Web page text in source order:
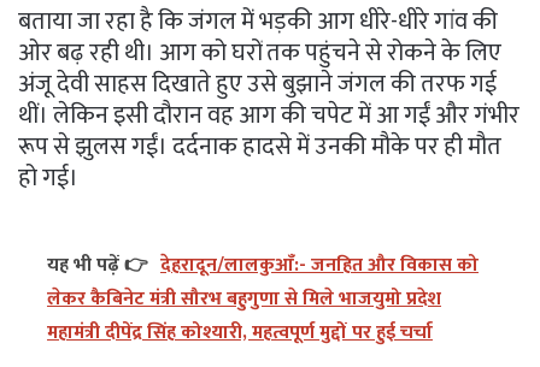
बताया जा रहा है कि जंगल में भड़की आग धीरे-धीरे गांव की
ओर बढ़ रही थी। आग को घरों तक पहुंचने से रोकने के लिए
अंजू देवी साहस दिखाते हुए उसे बुझाने जंगल की तरफ गई
थीं। लेकिन इसी दौरान वह आग की चपेट में आ गईं और गंभीर
रूप से झुलस गईं। दर्दनाक हादसे में उनकी मौके पर ही मौत
हो गई।
यह भी पढ़ें 👉 देहरादून/लालकुआँ:- जनहित और विकास को
लेकर कैबिनेट मंत्री सौरभ बहुगुणा से मिले भाजयुमो प्रदेश
महामंत्री दीपेंद्र सिंह कोश्यारी, महत्वपूर्ण मुद्दों पर हुई चर्चा